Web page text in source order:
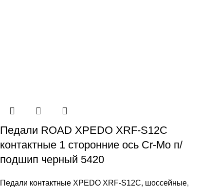
Педали ROAD XPEDO XRF-S12C
контактные 1 сторонние ось Cr-Mo п/
подшип черный 5420
Педали контактные XPEDO XRF-S12C, шоссейные,